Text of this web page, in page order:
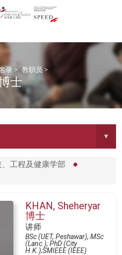
录 > 教职员 >
士
▾
、工程及健康学部
KHAN, Sheheryar
博士
讲师
BSc (UET, Peshawar), MSc
(Lanc.), PhD (City
H.K.);SMIEEE (IEEE)